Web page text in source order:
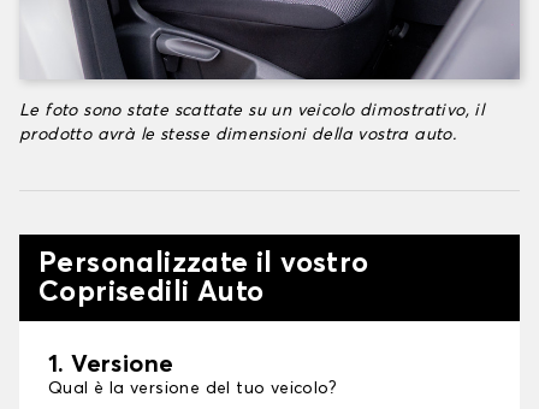
Le foto sono state scattate su un veicolo dimostrativo, il
prodotto avrà le stesse dimensioni della vostra auto.
Personalizzate il vostro
Coprisedili Auto
1. Versione
Qual è la versione del tuo veicolo?